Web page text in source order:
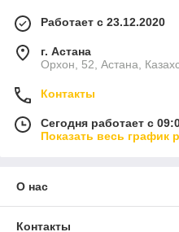
Работает с 23.12.2020
г. Астана
Орхон, 52, Астана,
Контакты
Сегодня работает с
Показать весь график
О нас
Контакты